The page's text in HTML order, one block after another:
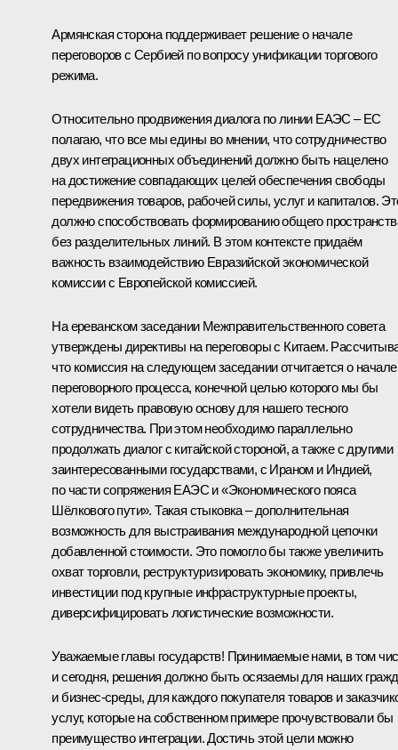
Армянская сторона поддерживает решение о начале
переговоров с Сербией по вопросу унификации торгового
режима.
Относительно продвижения диалога по линии ЕАЭС – ЕС
полагаю, что все мы едины во мнении, что сотрудничество
двух интеграционных объединений должно быть нацелено
на достижение совпадающих целей обеспечения свободы
передвижения товаров, рабочей силы, услуг и капиталов.
должно способствовать формированию общего
без разделительных линий. В этом контексте придаём
важность взаимодействию Евразийской экономической
комиссии с Европейской комиссией.
На ереванском заседании Межправительственного совета
утверждены директивы на переговоры с Китаем.
что комиссия на следующем заседании отчитается о начале
переговорного процесса, конечной целью которого мы бы
хотели видеть правовую основу для нашего тесного
сотрудничества. При этом необходимо параллельно
продолжать диалог с китайской стороной, а также с другими
заинтересованными государствами, с Ираном и Индией,
по части сопряжения ЕАЭС и «Экономического пояса
Шёлкового пути». Такая стыковка – дополнительная
возможность для выстраивания международной цепочки
добавленной стоимости. Это помогло бы также увеличить
охват торговли, реструктуризировать экономику, привлечь
инвестиции под крупные инфраструктурные проекты,
диверсифицировать логистические возможности.
Уважаемые главы государств! Принимаемые нами, в том
и сегодня, решения должно быть осязаемы для наших
и бизнес-среды, для каждого покупателя товаров и
услуг, которые на собственном примере прочувствовали бы
преимущество интеграции. Достичь этой цели можно